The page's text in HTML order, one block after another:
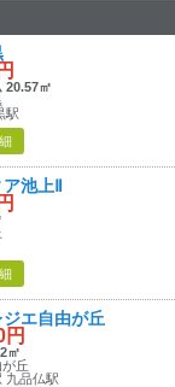
20.57㎡
駅
池上Ⅱ
エ自由が丘
円
㎡
丘
九品仏駅